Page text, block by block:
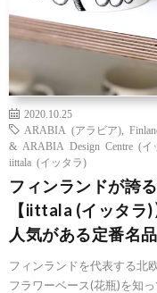
2020.10.25
ARABIA (アラビア)
& ARABIA Design Centre (イ
iittala (イッタラ)
フィンランドが誇
【iittala (イッタラ
人気がある定番名
フィンランドを代表する北
フラワーベース(花瓶)を知